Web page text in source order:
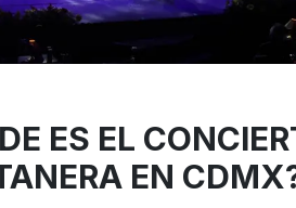
ES EL
EN